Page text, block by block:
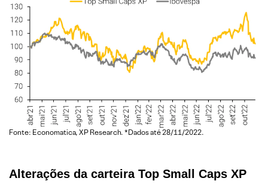
Fonte: Economatica, XP Research. *Dados até 28/11/2022.
Alterações da carteira Top Small Caps XP